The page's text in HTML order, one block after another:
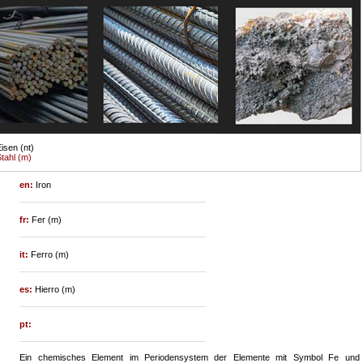
(nt)
(m)
en: Iron
fr:Fer (m)
it:Ferro (m)
es:Hierro (m)
pt:
Ein chemisches Element im Periodensystem der Elemente mit Symbol Fe und